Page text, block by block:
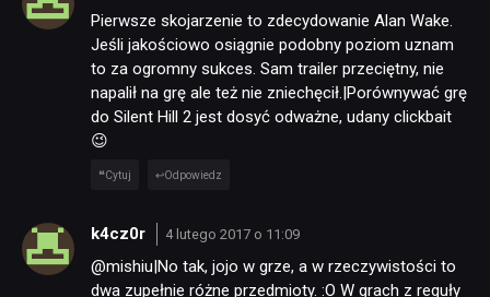
Pierwsze skojarzenie to zdecydowanie Alan Wake.
Jeśli jakościowo osiągnie podobny poziom uznam
to za ogromny sukces. Sam trailer przeciętny, nie
napalił na grę ale też nie zniechęcił.|Porównywać grę
do Silent Hill 2 jest dosyć odważne, udany clickbait
😉
Cytuj Odpowiedz
k4cz0r 4 lutego 2017 o 11:09
@mishiu|No tak, jojo w grze, a w rzeczywistości to
dwa zupełnie różne przedmioty. :O W grach z reguły